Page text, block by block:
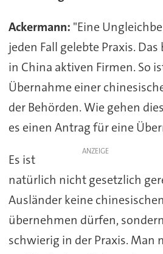
Ackermann: "Eine
jeden Fall gelebte Praxis.
in China aktiven Firmen. So
Übernahme einer
der Behörden. Wie gehen
es einen Antrag für eine
ANZEIGE
Es ist
natürlich nicht gesetzlich
Ausländer keine
übernehmen dürfen,
schwierig in der Praxis. Man